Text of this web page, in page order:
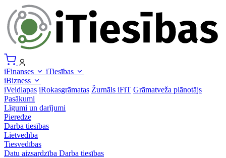
iFinanses
iTiesības
iBizness
iVeidlapas iRokasgrāmatas Žurnāls iFiT Grāmatveža plānotājs
Pasākumi
Līgumi un darījumi
Pieredze
Darba tiesības
Lietvedība
Tiesvedības
Datu aizsardzība Darba tiesības